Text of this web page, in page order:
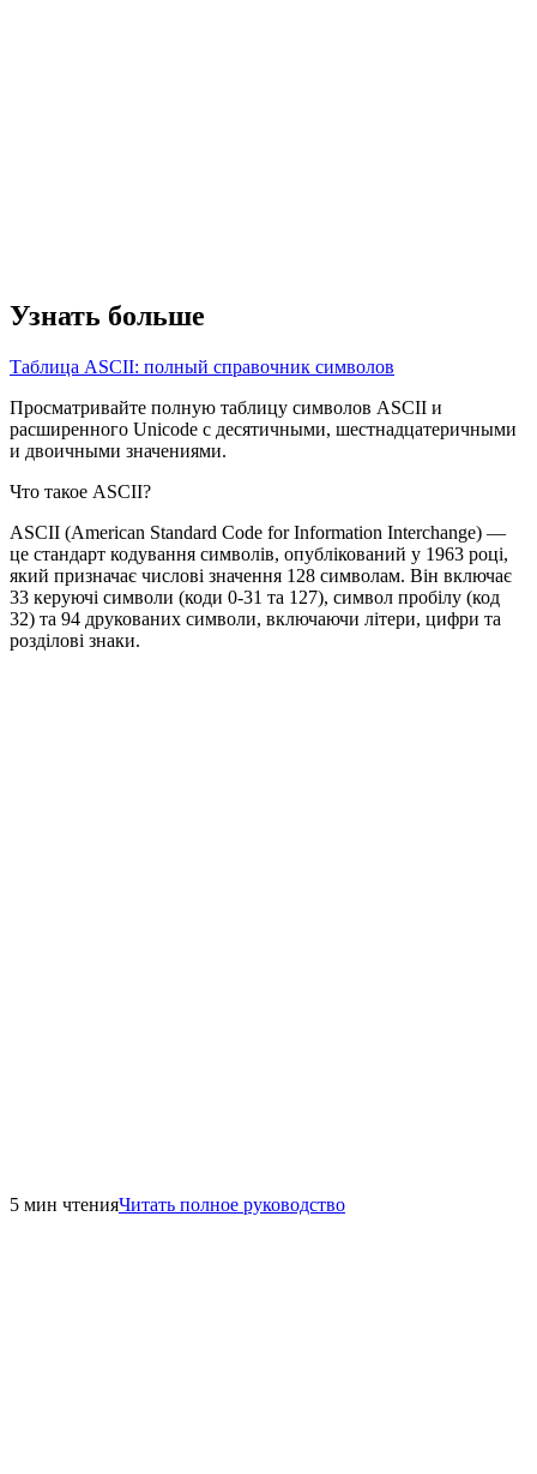
Узнать больше
Таблица ASCII: полный справочник символов
Просматривайте полную таблицу символов ASCII и
расширенного Unicode с десятичными, шестнадцатеричными
и двоичными значениями.
Что такое ASCII?
ASCII (American Standard Code for Information Interchange) —
це стандарт кодування символів, опублікований у 1963 році,
який призначає числові значення 128 символам. Він включає
33 керуючі символи (коди 0-31 та 127), символ пробілу (код
32) та 94 друкованих символи, включаючи літери, цифри та
розділові знаки.
5 мин чтенияЧитать полное руководство